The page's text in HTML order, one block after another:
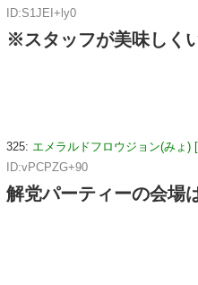
ID:S1JEI+ly0
※スタッフが美味しく
325: エメラルドフロウジョン(みょ)
ID:vPCPZG+90
解党パーティーの会場